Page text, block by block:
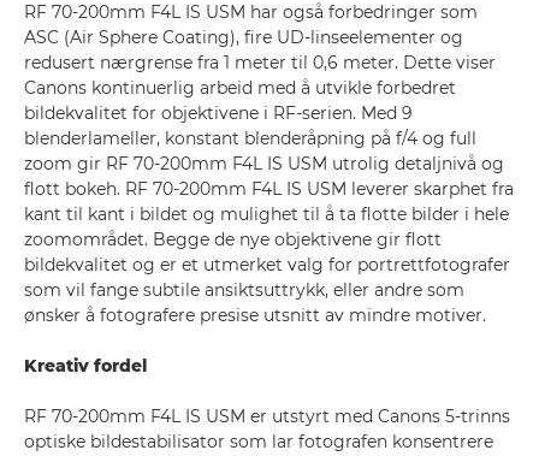
RF 70-200mm F4L IS USM har også forbedringer som
ASC (Air Sphere Coating), fire UD-linseelementer og
redusert nærgrense fra 1 meter til 0,6 meter. Dette viser
Canons kontinuerlig arbeid med å utvikle forbedret
bildekvalitet for objektivene i RF-serien. Med 9
blenderlameller, konstant blenderåpning på f/4 og full
zoom gir RF 70-200mm F4L IS USM utrolig detaljnivå og
flott bokeh. RF 70-200mm F4L IS USM leverer skarphet fra
kant til kant i bildet og mulighet til å ta flotte bilder i hele
zoomområdet. Begge de nye objektivene gir flott
bildekvalitet og er et utmerket valg for portrettfotografer
som vil fange subtile ansiktsuttrykk, eller andre som
ønsker å fotografere presise utsnitt av mindre motiver.
Kreativ fordel
RF 70-200mm F4L IS USM er utstyrt med Canons 5-trinns
optiske bildestabilisator som lar fotografen konsentrere